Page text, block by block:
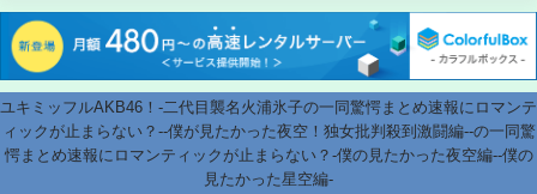
ユキミッフルAKB46！-二代目襲名火浦氷子の一同驚愕まとめ速報にロマンテ
ィックが止まらない？--僕が見たかった夜空！独女批判殺到激闘編--の一同驚
愕まとめ速報にロマンティックが止まらない？-僕の見たかった夜空編--僕の
見たかった星空編-